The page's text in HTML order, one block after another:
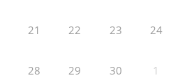
21 22 23 24
28 29 30 1